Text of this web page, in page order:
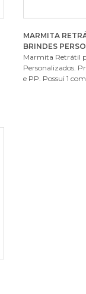
MARMITA
BRINDES
Marmita Retrátil
Personalizados.
e PP. Possui 1